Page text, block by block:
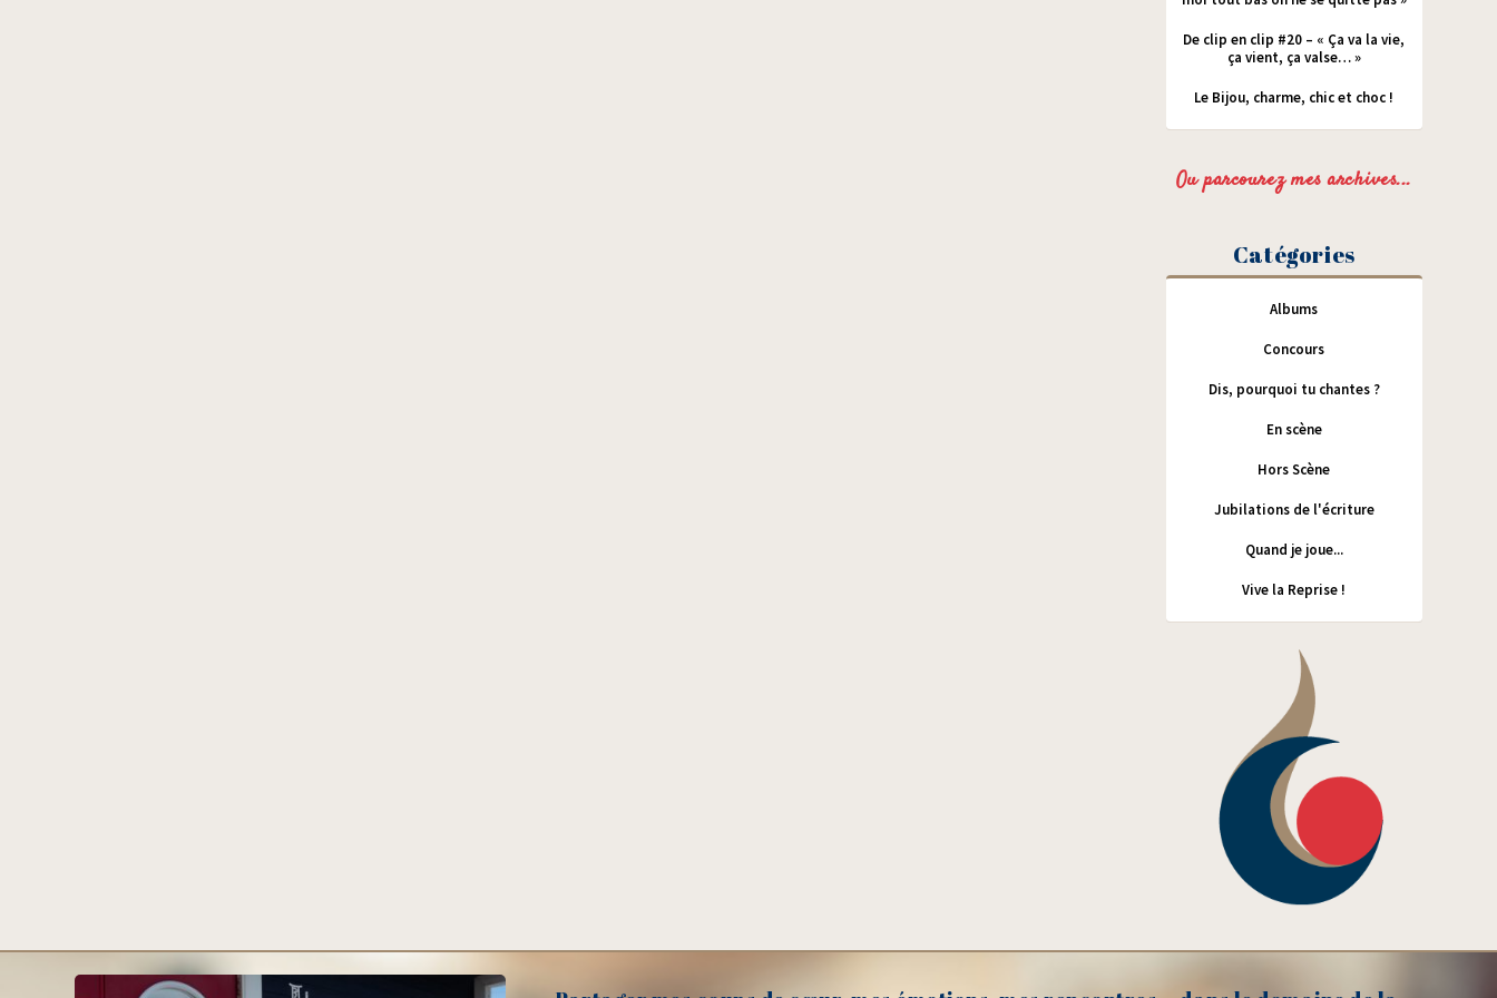
De clip en clip #20 – « Ça va la vie,
ça vient, ça valse… »
Le Bijou, charme, chic et choc !
Ou parcourez mes archives...
Catégories
Albums
Concours
Dis, pourquoi tu chantes ?
En scène
Hors Scène
Jubilations de l'écriture
Quand je joue...
Vive la Reprise !